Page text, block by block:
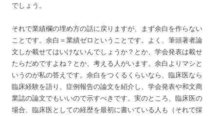
でしょう。
それで業績欄の埋め方の話に戻りますが、まず余白を作らない
ことです。余白＝業績ゼロということです。よく、筆頭著者論
文しか載せてはいけないんでしょうか？とか、学会発表は載せ
たらだめですよね？とか、考える人がいます。余白よりマシと
いうのが私の答えです。余白をつくるくらいなら、臨床医なら
臨床経験を語り、症例報告の論文を紹介し、学会発表や和文商
業誌の論文でもいいので示すべきです。実のところ、臨床医の
場合、臨床医としての経歴を最初に書いている人も（それで採